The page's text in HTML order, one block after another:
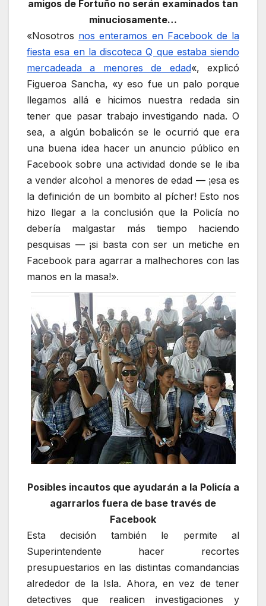
amigos de Fortuño no serán examinados tan
minuciosamente…
«Nosotros nos enteramos en Facebook de la
fiesta esa en la discoteca Q que estaba siendo
mercadeada a menores de edad«, explicó
Figueroa Sancha, «y eso fue un palo porque
llegamos allá e hicimos nuestra redada sin
tener que pasar trabajo investigando nada. O
sea, a algún bobalicón se le ocurrió que era
una buena idea hacer un anuncio público en
Facebook sobre una actividad donde se le iba
a vender alcohol a menores de edad — ¡esa es
la definición de un bombito al pícher! Esto nos
hizo llegar a la conclusión que la Policía no
debería malgastar más tiempo haciendo
pesquisas — ¡si basta con ser un metiche en
Facebook para agarrar a malhechores con las
manos en la masa!».
Posibles incautos que ayudarán a la Policía a
agarrarlos fuera de base través de
Facebook
Esta decisión también le permite al
Superintendente hacer recortes
presupuestarios en las distintas comandancias
alrededor de la Isla. Ahora, en vez de tener
detectives que realicen investigaciones y